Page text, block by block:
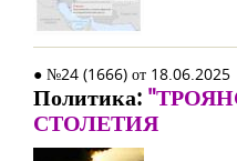
● №24 (1666) от 18.06.2025
Политика:
СТОЛЕТИЯ